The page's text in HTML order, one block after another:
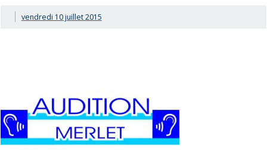
vendredi 10 juillet 2015